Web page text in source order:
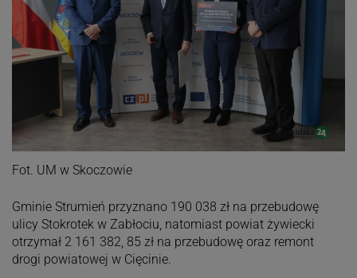
Fot. UM w Skoczowie
Gminie Strumień przyznano 190 038 zł na przebudowę
ulicy Stokrotek w Zabłociu, natomiast powiat żywiecki
otrzymał 2 161 382, 85 zł na przebudowę oraz remont
drogi powiatowej w Cięcinie.